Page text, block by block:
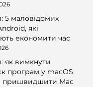
5 маловідомих
які
економити час
як вимкнути
програм у macOS
пришвидшити Mac